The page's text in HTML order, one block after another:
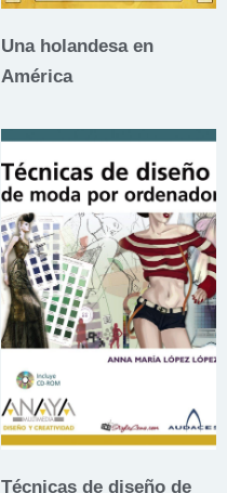
Una holandesa en
América
Técnicas de diseño de